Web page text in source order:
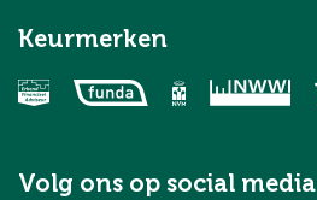
Keurmerken
Volg ons op social media